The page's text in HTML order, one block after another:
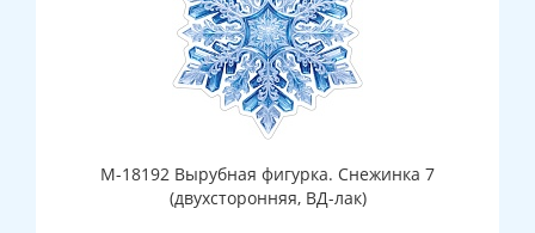
М-18192 Вырубная фигурка. Снежинка 7
(двухсторонняя, ВД-лак)